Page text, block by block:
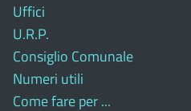
Uffici
U.R.P.
Consiglio Comunale
Numeri utili
Come fare per ...